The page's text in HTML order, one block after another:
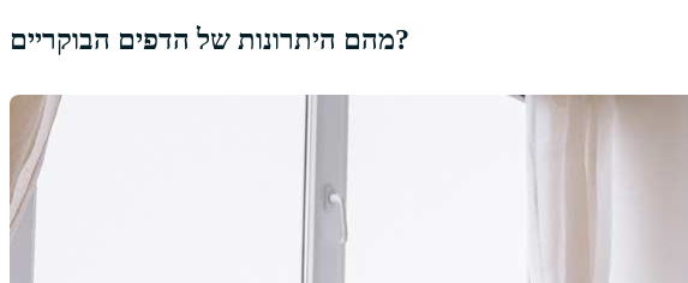
מהם היתרונות של הדפים הבוקריים?